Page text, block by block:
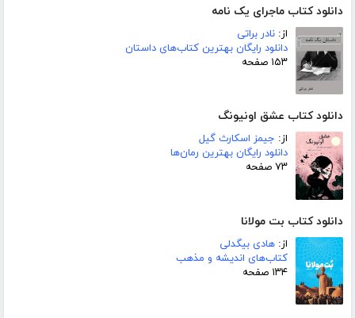
دانلود کتاب ماجرای یک نامه
از: نادر براتی
دانلود رایگان بهترین کتاب‌های داستان
۱۵۳ صفحه
دانلود کتاب عشق اونیونگ
از: جیمز اسکارث گیل
دانلود رایگان بهترین رمان‌ها
۷۳ صفحه
دانلود کتاب بت مولانا
از: هادی بیگدلی
کتاب‌های اندیشه و مذهب
۱۳۴ صفحه